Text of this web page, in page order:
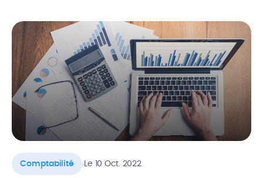
Comptabilité .Le 10 Oct. 2022